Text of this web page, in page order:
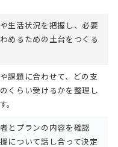
生活状況を把握し、必要
めるための土台をつくる
課題に合わせて、どの支
くらい受けるかを整理し
。
とプランの内容を確認
について話し合って決定